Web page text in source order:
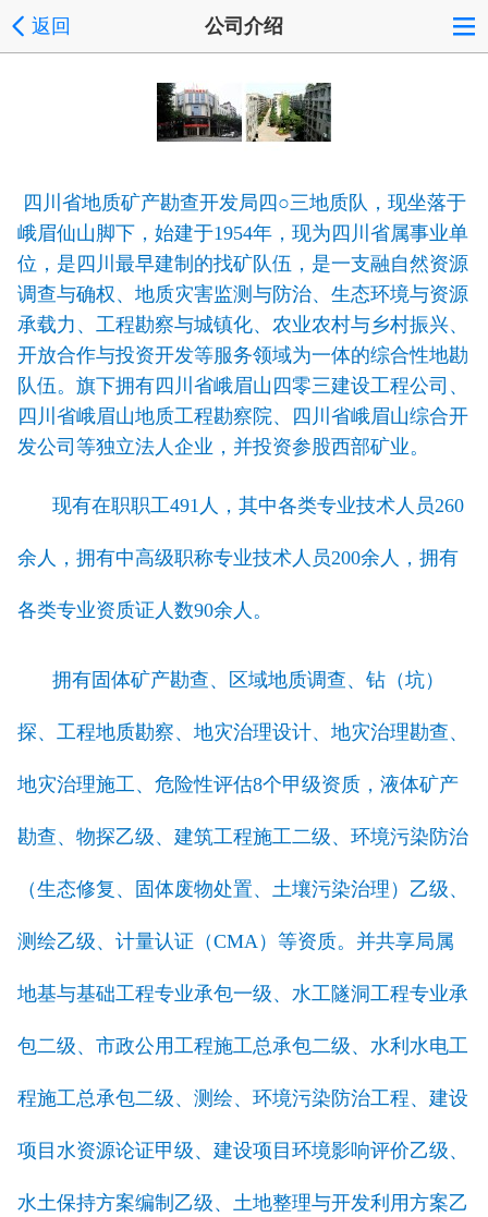
返回 公司介绍
四川省地质矿产勘查开发局四○三地质队，现坐落于
峨眉仙山脚下，始建于1954年，现为四川省属事业单
位，是四川最早建制的找矿队伍，是一支融自然资源
调查与确权、地质灾害监测与防治、生态环境与资源
承载力、工程勘察与城镇化、农业农村与乡村振兴、
开放合作与投资开发等服务领域为一体的综合性地勘
队伍。旗下拥有四川省峨眉山四零三建设工程公司、
四川省峨眉山地质工程勘察院、四川省峨眉山综合开
发公司等独立法人企业，并投资参股西部矿业。
现有在职职工491人，其中各类专业技术人员260
余人，拥有中高级职称专业技术人员200余人，拥有
各类专业资质证人数90余人。
拥有固体矿产勘查、区域地质调查、钻（坑）
探、工程地质勘察、地灾治理设计、地灾治理勘查、
地灾治理施工、危险性评估8个甲级资质，液体矿产
勘查、物探乙级、建筑工程施工二级、环境污染防治
（生态修复、固体废物处置、土壤污染治理）乙级、
测绘乙级、计量认证（CMA）等资质。并共享局属
地基与基础工程专业承包一级、水工隧洞工程专业承
包二级、市政公用工程施工总承包二级、水利水电工
程施工总承包二级、测绘、环境污染防治工程、建设
项目水资源论证甲级、建设项目环境影响评价乙级、
水土保持方案编制乙级、土地整理与开发利用方案乙